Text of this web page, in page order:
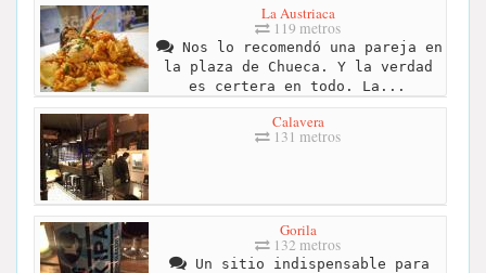
La Austriaca
119 metros
Nos lo recomendó una pareja en
la plaza de Chueca. Y la verdad
es certera en todo. La...
Calavera
131 metros
Gorila
132 metros
Un sitio indispensable para